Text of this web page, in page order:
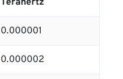
Terahertz
0.000001
0.000002